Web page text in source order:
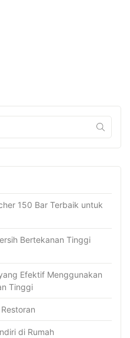
150 Bar Terbaik untuk
Bertekanan Tinggi
Efektif Menggunakan
Tinggi
di Rumah